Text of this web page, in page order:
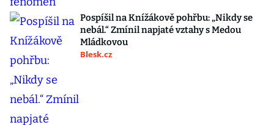
Pospíšil na Knížákově pohřbu: „Nikdy se
nebál.“ Zmínil napjaté vztahy s Medou
Mládkovou
Blesk.cz